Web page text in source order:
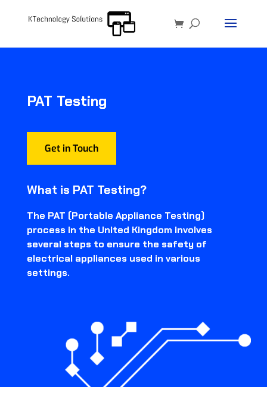
PAT Testing
Get in Touch
What is PAT Testing?
The PAT (Portable Appliance Testing)
process in the United Kingdom involves
several steps to ensure the safety of
electrical appliances used in various
settings.